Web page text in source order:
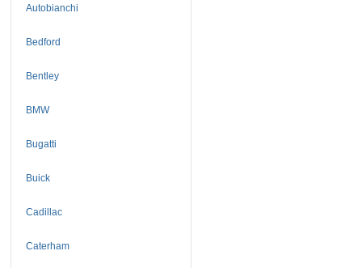
Autobianchi
Bedford
Bentley
BMW
Bugatti
Buick
Cadillac
Caterham